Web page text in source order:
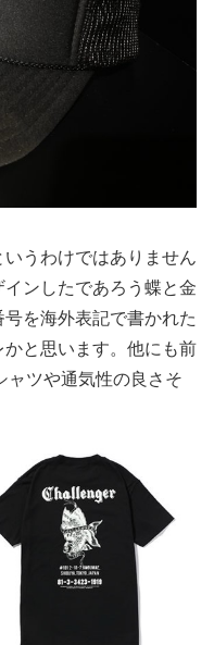
うわけではありません
ンしたであろう蝶と金
を海外表記で書かれた
と思います。他にも前
ツや通気性の良さそ